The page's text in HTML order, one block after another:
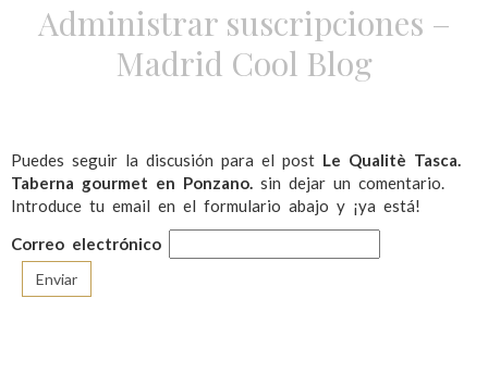
Administrar suscripciones –
Madrid Cool Blog
Puedes seguir la discusión para el post Le Qualitè Tasca.
Taberna gourmet en Ponzano. sin dejar un comentario.
Introduce tu email en el formulario abajo y ¡ya está!
Correo electrónico